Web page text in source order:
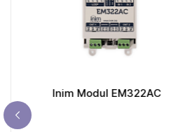
Inim Modul EM322AC